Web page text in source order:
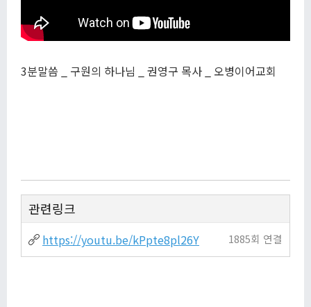
3분말씀 _ 구원의 하나님 _ 권영구 목사 _ 오병이어교회
관련링크
https://youtu.be/kPpte8pl26Y 1885회 연결